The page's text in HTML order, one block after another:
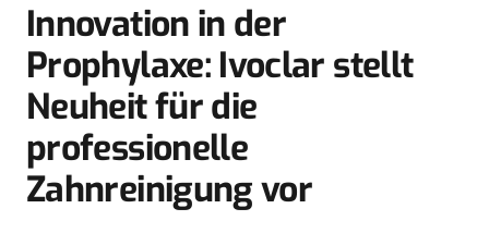
Innovation in der
Prophylaxe: Ivoclar stellt
Neuheit für die
professionelle
Zahnreinigung vor